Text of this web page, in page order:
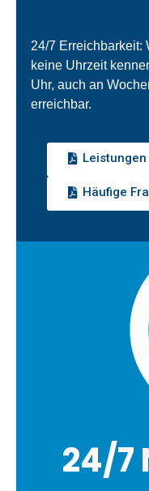
24/7 Erreichbarkeit:
keine Uhrzeit
Uhr, auch an
erreichbar.
Häufige
24/7